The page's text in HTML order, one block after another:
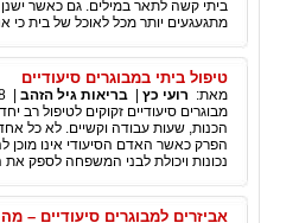
ביתי קשה לתאר במילים. גם כאשר
מתגעגעים יותר מכל לאוכל של בית כי
טיפול ביתי במבוגרים סיעודיים
מאת: רועי כץ בריאות גיל הזהב
מבוגרים סיעודיים זקוקים לטיפול
הכנות, שעות עבודה וקשיים. לא כל
הפרק כאשר האדם הסיעודי אינו מוכן
נכונות ויכולת לבני המשפחה לספק את
אביזרים למבוגרים סיעודיים –